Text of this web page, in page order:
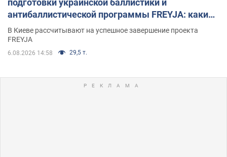
антибаллистической программы FREYJA: какие
решения готовятся
В Киеве рассчитывают на успешное завершение проекта
FREYJA
6.08.2026 14:58 29,5 т.